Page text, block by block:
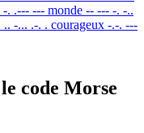
-. .--- --- monde -- --- -. -..
.. -... .-. . courageux -.-. ---
code Morse